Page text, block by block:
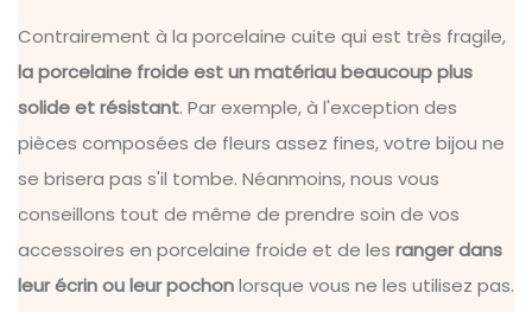
Contrairement à la porcelaine cuite qui est très fragile,
la porcelaine froide est un matériau beaucoup plus
solide et résistant. Par exemple, à l'exception des
pièces composées de fleurs assez fines, votre bijou ne
se brisera pas s'il tombe. Néanmoins, nous vous
conseillons tout de même de prendre soin de vos
accessoires en porcelaine froide et de les ranger dans
leur écrin ou leur pochonlorsque vous ne les utilisez pas.